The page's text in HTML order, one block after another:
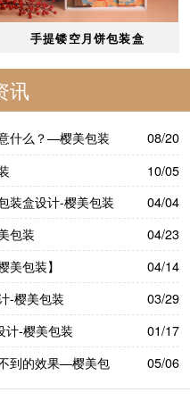
手提镂空月饼包装盒
讯
什么？—樱美包装
08/20
10/05
装盒设计-樱美包装
04/04
包装
04/23
美包装】
04/14
-樱美包装
03/29
计-樱美包装
01/17
到的效果—樱美包
05/06